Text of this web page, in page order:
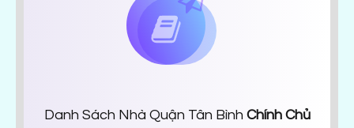
Danh Sách Nhà Quận Tân Bình Chính Chủ